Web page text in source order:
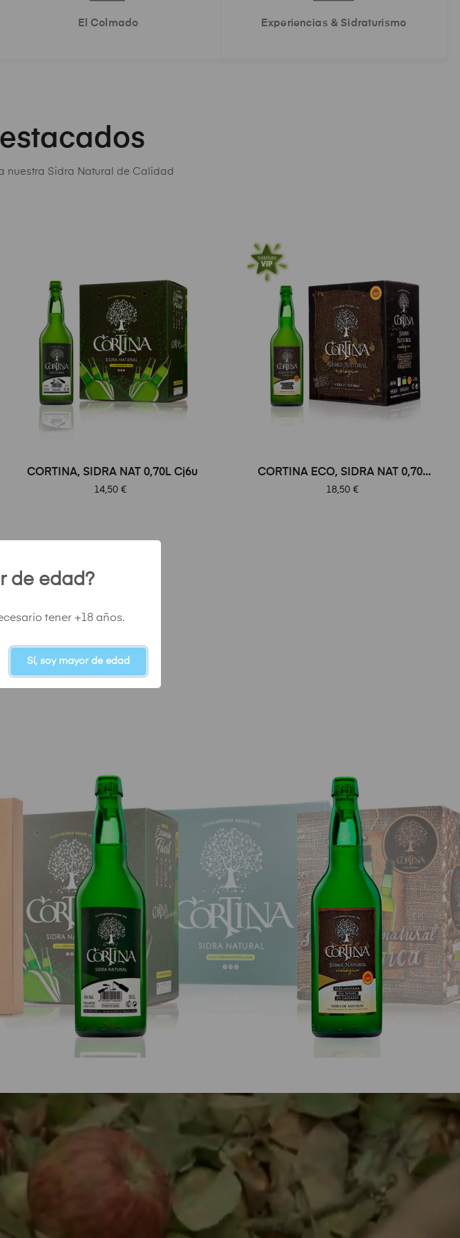
ElColmado Experiencias & Sidraturismo
nuestra Sidra Natural de Calidad
CORTINA, SIDRA NAT 0,70L Cj6u
Precio
14,50 €
CORTINA ECO, SIDRA NAT 0,70...
Precio
18,50 €
de edad?
tener +18 años.
Sí, soy mayor de edad